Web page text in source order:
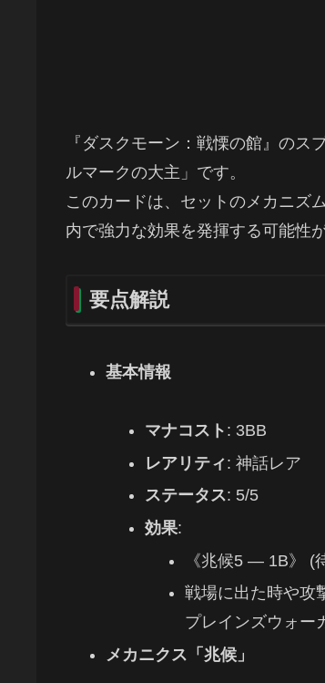
『ダスクモーン：戦慄の館』の
ルマークの大主」です。
このカードは、セットのメカニズ
内で強力な効果を発揮する可能性
要点解説
基本情報
マナコスト : 3BB
レアリティ: 神話レア
ステータス: 5/5
効果:
《兆候5 — 1B》 (
戦場に出た時や攻
プレインズウォー
メカニクス「兆候」